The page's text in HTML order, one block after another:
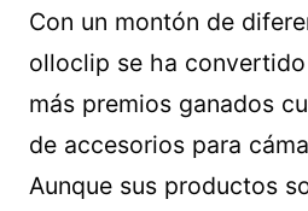
Con un montón de
olloclip se ha
más premios ganados
de accesorios para
Aunque sus productos